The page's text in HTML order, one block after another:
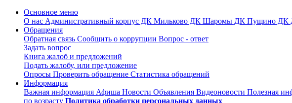
Основное меню
О нас Административный корпус ДК Мильково ДК Шаромы ДК Пущино ДК
Обращения
Обратная связь Сообщить о коррупции Вопрос - ответ
Задать вопрос
Книга жалоб и предложений
Подать жалобу, или предложение
Опросы Проверить обращение Статистика обращений
Информация
Важная информация Афиша Новости Объявления Видеоновости Полезная
по возрасту Политика обработки персональных данных